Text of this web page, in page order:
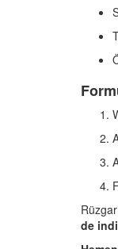
de